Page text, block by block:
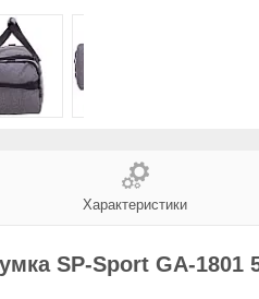
Характеристики
SP-Sport GA-1801